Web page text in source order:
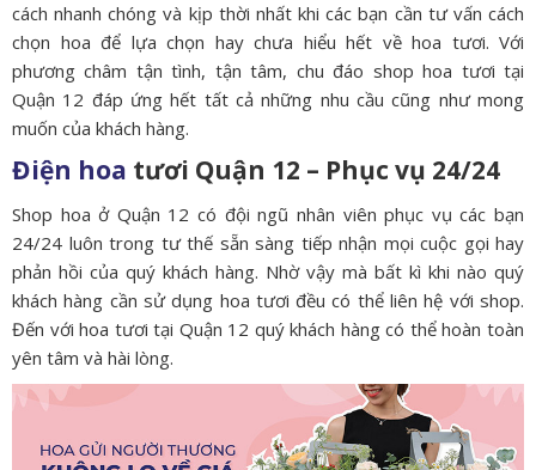
cách nhanh chóng và kịp thời nhất khi các bạn cần tư vấn cách
chọn hoa để lựa chọn hay chưa hiểu hết về hoa tươi. Với
phương châm tận tình, tận tâm, chu đáo shop hoa tươi tại
Quận 12 đáp ứng hết tất cả những nhu cầu cũng như mong
muốn của khách hàng.
Điện hoa tươi Quận 12 – Phục vụ 24/24
Shop hoa ở Quận 12 có đội ngũ nhân viên phục vụ các bạn
24/24 luôn trong tư thế sẵn sàng tiếp nhận mọi cuộc gọi hay
phản hồi của quý khách hàng. Nhờ vậy mà bất kì khi nào quý
khách hàng cần sử dụng hoa tươi đều có thể liên hệ với shop.
Đến với hoa tươi tại Quận 12 quý khách hàng có thể hoàn toàn
yên tâm và hài lòng.